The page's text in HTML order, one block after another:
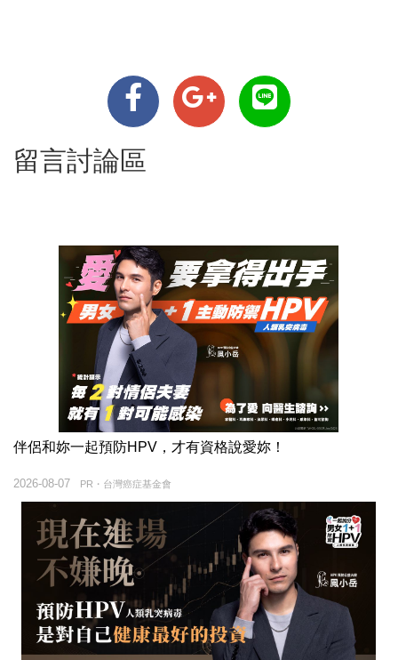
留言討論區
伴侶和妳一起預防HPV，才有資格說愛妳！
PR・台灣癌症基金會
2026-08-07